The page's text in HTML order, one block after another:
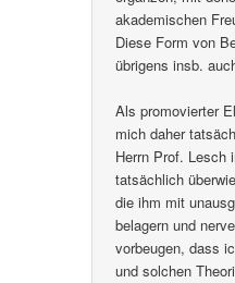
akademischen
Diese Form von
übrigens insb.
Als promovierter
mich daher
Herrn Prof. Lesch
tatsächlich
die ihm mit
belagern und
vorbeugen, dass
und solchen